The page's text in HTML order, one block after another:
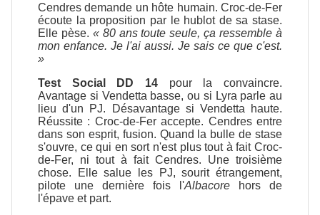
Cendres demande un hôte humain. Croc-de-Fer
écoute la proposition par le hublot de sa stase.
Elle pèse. « 80 ans toute seule, ça ressemble à
mon enfance. Je l'ai aussi. Je sais ce que c'est.
»
Test Social DD 14 pour la convaincre.
Avantage si Vendetta basse, ou si Lyra parle au
lieu d'un PJ. Désavantage si Vendetta haute.
Réussite : Croc-de-Fer accepte. Cendres entre
dans son esprit, fusion. Quand la bulle de stase
s'ouvre, ce qui en sort n'est plus tout à fait Croc-
de-Fer, ni tout à fait Cendres. Une troisième
chose. Elle salue les PJ, sourit étrangement,
pilote une dernière fois l'Albacore hors de
l'épave et part.